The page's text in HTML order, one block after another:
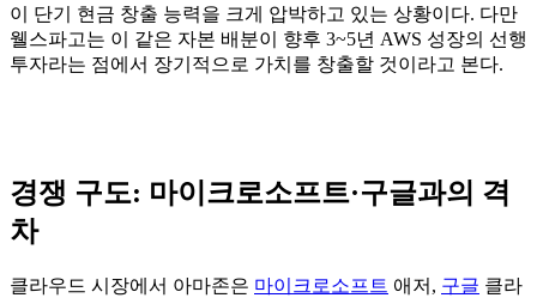
이 단기 현금 창출 능력을 크게 압박하고 있는 상황이다. 다만
웰스파고는 이 같은 자본 배분이 향후 3~5년 AWS 성장의 선행
투자라는 점에서 장기적으로 가치를 창출할 것이라고 본다.
경쟁 구도: 마이크로소프트·구글과의 격
차
클라우드 시장에서 아마존은 마이크로소프트 애저, 구글 클라